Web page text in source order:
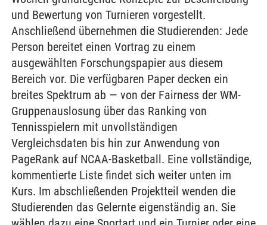
und Bewertung von Turnieren vorgestellt.
Anschließend übernehmen die Studierenden: Jede
Person bereitet einen Vortrag zu einem
ausgewählten Forschungspapier aus diesem
Bereich vor. Die verfügbaren Paper decken ein
breites Spektrum ab — von der Fairness der WM-
Gruppenauslosung über das Ranking von
Tennisspielern mit unvollständigen
Vergleichsdaten bis hin zur Anwendung von
PageRank auf NCAA-Basketball. Eine vollständige,
kommentierte Liste findet sich weiter unten im
Kurs. Im abschließenden Projektteil wenden die
Studierenden das Gelernte eigenständig an. Sie